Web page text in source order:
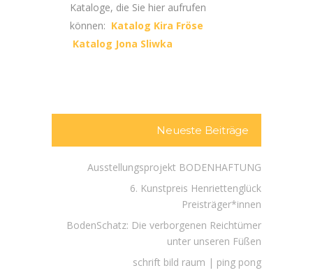
Kataloge, die Sie hier aufrufen
können: Katalog Kira Fröse
Katalog Jona Sliwka
Neueste Beiträge
Ausstellungsprojekt BODENHAFTUNG
6. Kunstpreis Henriettenglück
Preisträger*innen
BodenSchatz: Die verborgenen Reichtümer
unter unseren Füßen
schrift bild raum | ping pong